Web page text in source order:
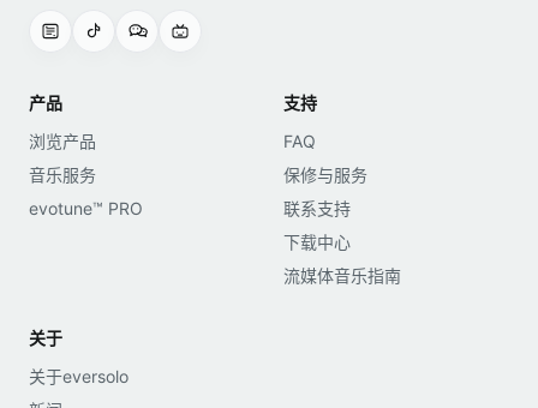
产品
浏览产品
音乐服务
evotune™ PRO
支持
FAQ
保修与服务
联系支持
下载中心
流媒体音乐指南
关于
关于eversolo